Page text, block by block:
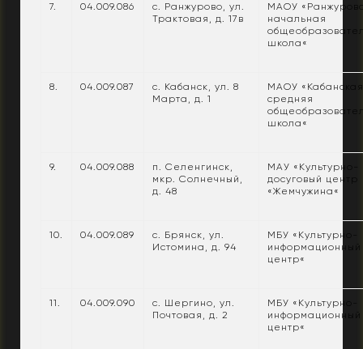
7. 04.009.086
с. Ранжурово, ул.
Трактовая, д. 17в
МАОУ
начальная
школа«
8. 04.009.087
с. Кабанск, ул. 8
Марта, д. 1
МАОУ «Кабанская
средняя
школа«
9. 04.009.088
п. Селенгинск,
мкр. Солнечный,
д. 48
МАУ «Культурно-
досуговый центр
«Жемчужина«
10. 04.009.089
с. Брянск, ул.
Истомина, д. 94
МБУ «Культурно-
информационный
центр«
11. 04.009.090
с. Шергино, ул.
Почтовая, д. 2
МБУ «Культурно-
информационный
центр«